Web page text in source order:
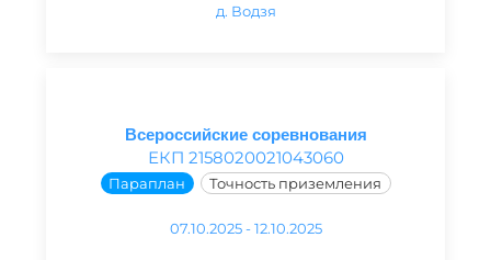
д. Водзя
Всероссийские соревнования
ЕКП 2158020021043060
Параплан Точность приземления
07.10.2025 - 12.10.2025